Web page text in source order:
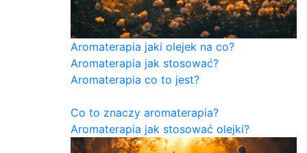
Aromaterapia jaki olejek na co?
Aromaterapia jak stosować?
Aromaterapia co to jest?
Co to znaczy aromaterapia?
Aromaterapia jak stosować olejki?